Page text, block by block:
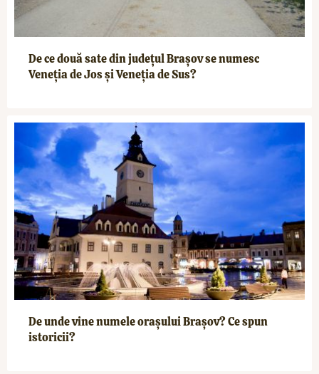
De ce două sate din județul Brașov se numesc
Veneția de Jos și Veneția de Sus?
De unde vine numele orașului Brașov? Ce spun
istoricii?